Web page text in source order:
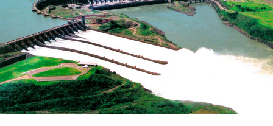
recientes desafíos para su adquisición, por problemas de
producción y suministro de las proveedoras, las
autoridades de la institución trabajan para garantizar
un suministro continuo de este medicamento vital.
Para abordar el problema de forma integral, se
estableció una mesa de trabajo con todos los
proveedores para garantizar un mecanismo de